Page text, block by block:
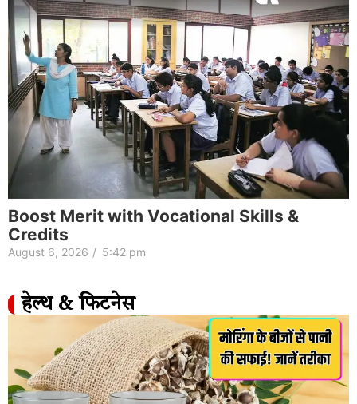
Boost Merit with Vocational Skills &
Credits
August 6, 2026 / 5:42 pm
हेल्थ & फिटनेस